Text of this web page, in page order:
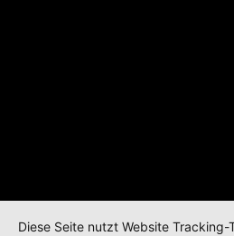
Diese Seite nutzt Website